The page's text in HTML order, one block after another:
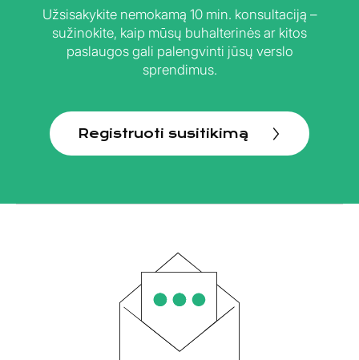
Užsisakykite nemokamą 10 min. konsultaciją –
sužinokite, kaip mūsų buhalterinės ar kitos
paslaugos gali palengvinti jūsų verslo
sprendimus.
Registruoti susitikimą